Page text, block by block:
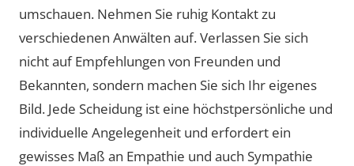
umschauen. Nehmen Sie ruhig Kontakt zu
verschiedenen Anwälten auf. Verlassen Sie sich
nicht auf Empfehlungen von Freunden und
Bekannten, sondern machen Sie sich Ihr eigenes
Bild. Jede Scheidung ist eine höchstpersönliche und
individuelle Angelegenheit und erfordert ein
gewisses Maß an Empathie und auch Sympathie